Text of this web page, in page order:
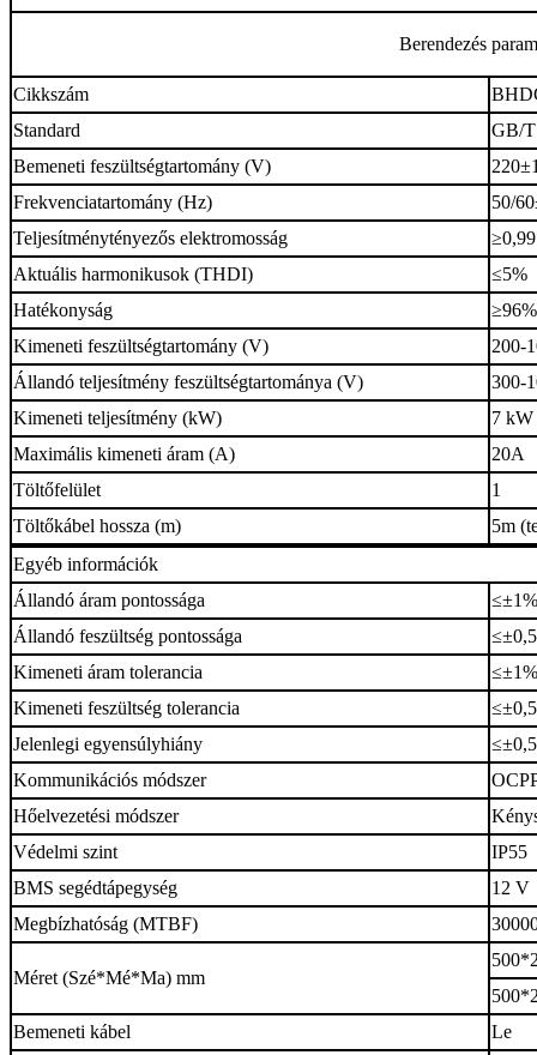
Berendezés
Cikkszám
Standard
GB/
Bemeneti feszültségtartomány (V)
Frekvenciatartomány (Hz)
50/
Teljesítménytényezős elektromosság
≥0,99
Aktuális harmonikusok (THDI)
≤5%
Hatékonyság
≥96%
Kimeneti feszültségtartomány (V)
200-
Állandó teljesítmény feszültségtartománya (V)
300-
Kimeneti teljesítmény (kW)
7 kW
Maximális kimeneti áram (A)
20A
Töltőfelület
1
Töltőkábel hossza (m)
5m
Egyéb információk
Állandó áram pontossága
≤±1%
Állandó feszültség pontossága
Kimeneti áram tolerancia
≤±1%
Kimeneti feszültség tolerancia
Jelenlegi egyensúlyhiány
Kommunikációs módszer
Hőelvezetési módszer
Védelmi szint
IP55
BMS segédtápegység
12 V
Megbízhatóság (MTBF)
Méret (Szé*Mé*Ma) mm
Bemeneti kábel
Le